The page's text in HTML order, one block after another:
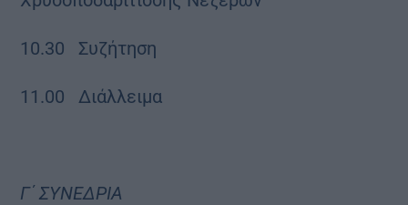
10.30 Συζήτηση
11.00 Διάλλειμα
Γ΄ ΣΥΝΕΔΡΙΑ